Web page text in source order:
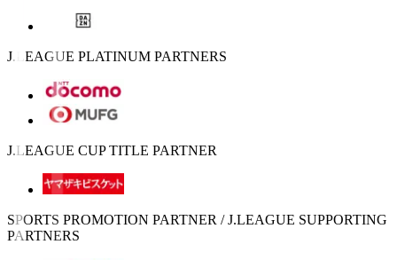
J.LEAGUE PLATINUM PARTNERS
J.LEAGUE CUP TITLE PARTNER
SPORTS PROMOTION PARTNER / J.LEAGUE SUPPORTING
PARTNERS